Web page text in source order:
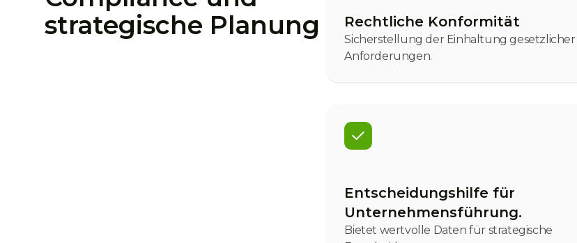
strategische Planung
Rechtliche Konformität
Sicherstellung der Einhaltung gesetzlicher
Anforderungen.
Entscheidungshilfe für
Unternehmensführung.
Bietet wertvolle Daten für strategische